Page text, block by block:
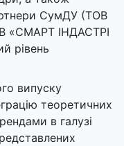
СумДУ (ТОВ
ІНДАСТРІ
рівень
випуску
теоретичних
в галузі